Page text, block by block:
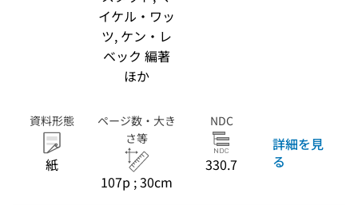
イケル・ワッ
ツ, ケン・レ
ベック 編著
ほか
資料形態
紙
ページ数・大き
さ等
107p ; 30cm
NDC
330.7
詳細を見
る